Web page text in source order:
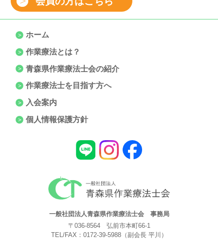
ホーム
作業療法とは？
青森県作業療法士会の紹介
作業療法士を目指す方へ
入会案内
個人情報保護方針
一般社団法人青森県作業療法士会 事務局
〒036-8564 弘前市本町66-1
TEL/FAX： 0172-39-5988（副会長 平川）